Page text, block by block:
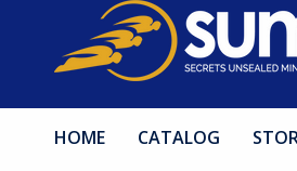
HOME CATALOG